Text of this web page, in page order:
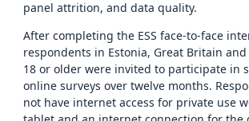
panel attrition, and data quality.
After completing the ESS face-to-face
respondents in Estonia, Great Britain and
18 or older were invited to participate in
online surveys over twelve months.
not have internet access for private use